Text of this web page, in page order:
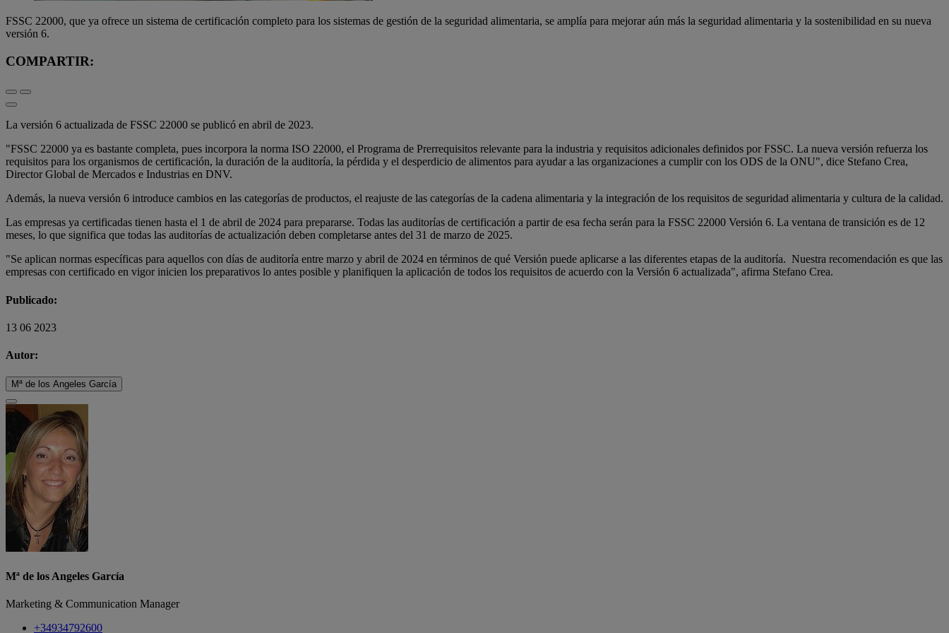
FSSC 22000, que ya ofrece un sistema de certificación completo para los sistemas de gestión de la seguridad alimentaria, se amplía para mejorar aún más la seguridad alimentaria y la sostenibilidad en su nueva
versión 6.
COMPARTIR:
La versión 6 actualizada de FSSC 22000 se publicó en abril de 2023.
"FSSC 22000 ya es bastante completa, pues incorpora la norma ISO 22000, el Programa de Prerrequisitos relevante para la industria y requisitos adicionales definidos por FSSC. La nueva versión refuerza los
requisitos para los organismos de certificación, la duración de la auditoría, la pérdida y el desperdicio de alimentos para ayudar a las organizaciones a cumplir con los ODS de la ONU", dice Stefano Crea,
Director Global de Mercados e Industrias en DNV.
Además, la nueva versión 6 introduce cambios en las categorías de productos, el reajuste de las categorías de la cadena alimentaria y la integración de los requisitos de seguridad alimentaria y cultura de la calidad.
Las empresas ya certificadas tienen hasta el 1 de abril de 2024 para prepararse. Todas las auditorías de certificación a partir de esa fecha serán para la FSSC 22000 Versión 6. La ventana de transición es de 12
meses, lo que significa que todas las auditorías de actualización deben completarse antes del 31 de marzo de 2025.
"Se aplican normas específicas para aquellos con días de auditoría entre marzo y abril de 2024 en términos de qué Versión puede aplicarse a las diferentes etapas de la auditoría. Nuestra recomendación es que las
empresas con certificado en vigor inicien los preparativos lo antes posible y planifiquen la aplicación de todos los requisitos de acuerdo con la Versión 6 actualizada", afirma Stefano Crea.
Publicado:
13 06 2023
Autor:
Mª de los Angeles García
Mª de los Angeles García
Marketing & Communication Manager
+34934792600